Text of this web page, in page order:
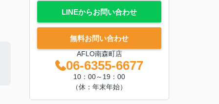
LINEからお問い合わせ
無料お問い合わせ
AFLO南森町店
06-6355-6677
10：00～19：00
（休：年末年始）